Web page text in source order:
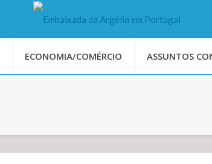
ECONOMIA/COMÉRCIO ASSUNTOS